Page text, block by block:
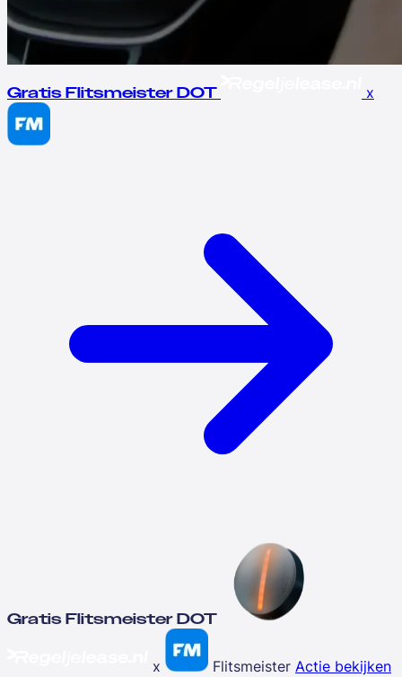
Gratis Flitsmeister DOT x
Gratis Flitsmeister DOT
x Flitsmeister Actie bekijken